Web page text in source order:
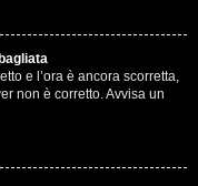
e l’ora è ancora scorretta,
non è corretto. Avvisa un